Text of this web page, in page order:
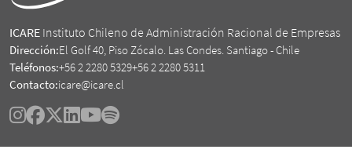
ICARE Instituto Chileno de Administración Racional de Empresas
Dirección:El Golf 40, Piso Zócalo. Las Condes. Santiago - Chile
Teléfonos:+56 2 2280 5329+56 2 2280 5311
Contacto:icare@icare.cl